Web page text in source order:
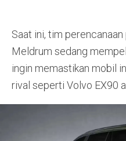
Saat ini, tim
Meldrum sedang
ingin memastikan mobil
rival seperti Volvo EX90